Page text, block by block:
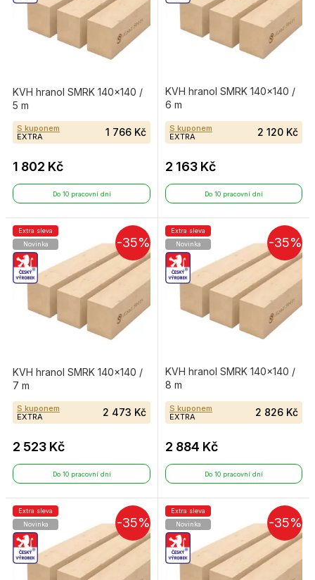
KVH hranol SMRK 140×140 /
5 m
S kuponem
EXTRA
1 766 Kč
1 802 Kč
Do 10 pracovní dní
KVH hranol SMRK 140×140 /
6 m
S kuponem
EXTRA
2 120 Kč
2 163 Kč
Do 10 pracovní dní
-35%
Extra sleva
Novinka
KVH hranol SMRK 140×140 /
7 m
S kuponem
EXTRA
2 473 Kč
2 523 Kč
Do 10 pracovní dní
-35%
Extra sleva
Novinka
KVH hranol SMRK 140×140 /
8 m
S kuponem
EXTRA
2 826 Kč
2 884 Kč
Do 10 pracovní dní
-35%
Extra sleva
Novinka
-35%
Extra sleva
Novinka